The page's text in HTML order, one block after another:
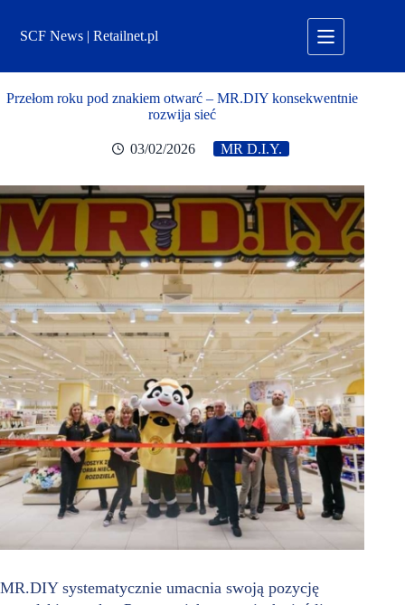
treściSCF News | Retailnet.pl
Przełom roku pod znakiem otwarć – MR.DIY konsekwentnie
rozwija sieć
03/02/2026 MR D.I.Y.
MR.DIY systematycznie umacnia swoją pozycję